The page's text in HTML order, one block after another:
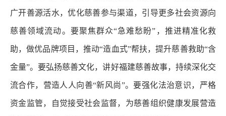
广开善源活水，优化慈善参与渠道，引导更多社会资源向
慈善领域流动。要聚焦群众“急难愁盼”，推进精准化救
助，做优品牌项目，推动“造血式”帮扶，提升慈善救助“含
金量”。要弘扬慈善文化，讲好福建慈善故事，持续深化交
流合作，营造人人向善“新风尚”。要强化法治意识，严格
资金监管，自觉接受社会监督，为慈善组织健康发展营造